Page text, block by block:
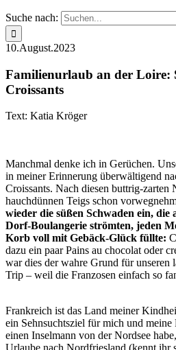
Suche nach:
10.August.2023
Familienurlaub an der Loire:
Croissants
Text: Katia Kröger
Manchmal denke ich in Gerüchen.
in meiner Erinnerung überwältigend
Croissants. Nach diesen buttrig-zarten
hauchdünnen Teigs schon
wieder die süßen Schwaden ein,
Dorf-Boulangerie strömten, jeden
Korb voll mit Gebäck-Glück füllte:
dazu ein paar Pains au chocolat oder
war dies der wahre Grund für unseren
Trip – weil die Franzosen einfach so
Frankreich ist das Land meiner
ein Sehnsuchtsziel für mich und
einen Inselmann von der Nordsee